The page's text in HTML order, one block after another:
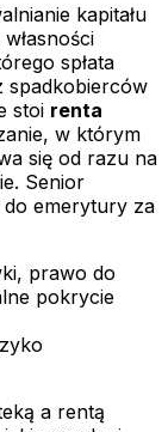
kapitału
spłata
spadkobierców
stoi renta
w którym
się od razu na
Senior
emerytury za
prawo do
pokrycie
a rentą